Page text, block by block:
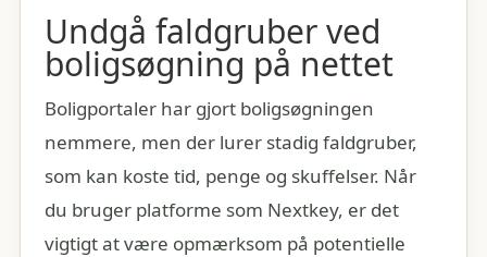
Undgå faldgruber ved
boligsøgning på nettet
Boligportaler har gjort boligsøgningen
nemmere, men der lurer stadig faldgruber,
som kan koste tid, penge og skuffelser. Når
du bruger platforme som Nextkey, er det
vigtigt at være opmærksom på potentielle